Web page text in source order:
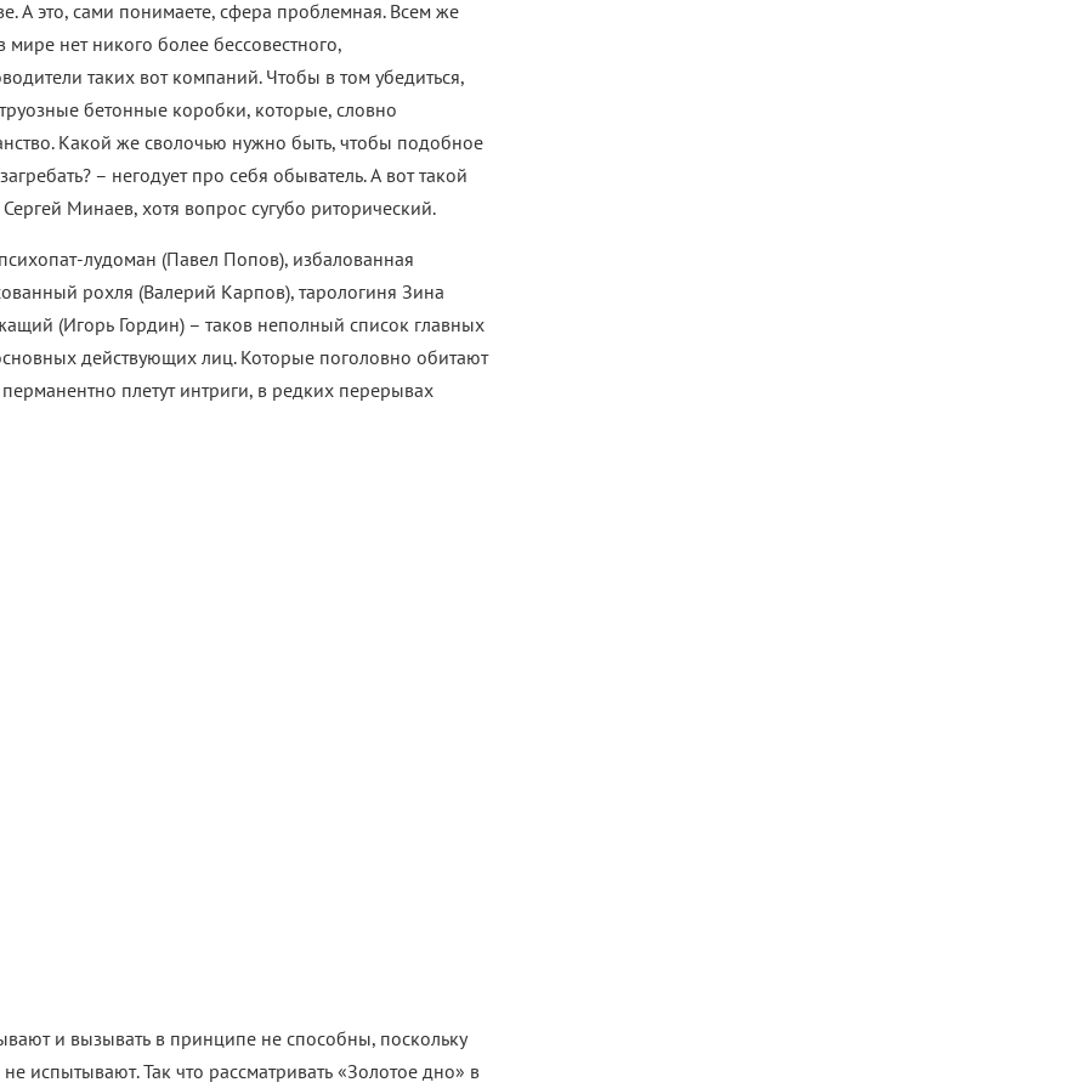
А это, сами понимаете, сфера проблемная. Всем же
мире нет никого более бессовестного,
таких вот компаний. Чтобы в том убедиться,
бетонные коробки, которые, словно
Какой же сволочью нужно быть, чтобы подобное
– негодует про себя обыватель. А вот такой
Минаев, хотя вопрос сугубо риторический.
лудоман (Павел Попов), избалованная
рохля (Валерий Карпов), тарологиня Зина
(Игорь Гордин) – таков неполный список главных
действующих лиц. Которые поголовно обитают
плетут интриги, в редких перерывах
и вызывать в принципе не способны, поскольку
испытывают. Так что рассматривать «Золотое дно» в